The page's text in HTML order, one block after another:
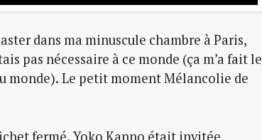
dans ma minuscule chambre à Paris,
pas nécessaire à ce monde (ça m’a fait le
monde). Le petit moment Mélancolie de
fermé. Yoko Kanno était invitée,